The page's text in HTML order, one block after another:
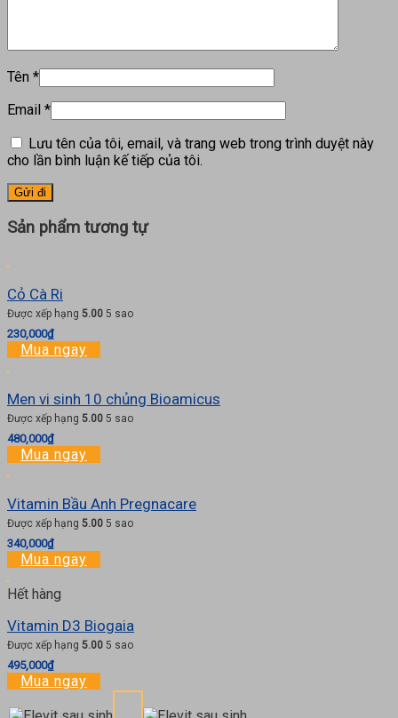
Tên *
Email *
Lưu tên của tôi, email, và trang web trong trình duyệt này
cho lần bình luận kế tiếp của tôi.
Sản phẩm tương tự
Cỏ Cà Ri
Được xếp hạng 5.00 5 sao
230,000₫
Mua ngay
Men vi sinh 10 chủng Bioamicus
Được xếp hạng 5.00 5 sao
480,000₫
Mua ngay
Vitamin Bầu Anh Pregnacare
Được xếp hạng 5.00 5 sao
340,000₫
Mua ngay
Hết hàng
Vitamin D3 Biogaia
Được xếp hạng 5.00 5 sao
495,000₫
Mua ngay